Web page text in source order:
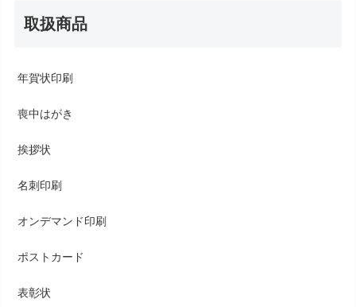
取扱商品
年賀状印刷
喪中はがき
挨拶状
名刺印刷
オンデマンド印刷
ポストカード
表彰状